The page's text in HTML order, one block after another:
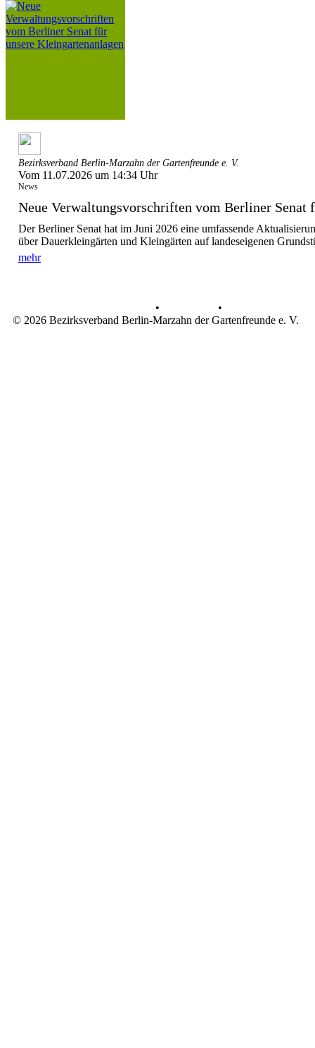
Bezirksverband Berlin-Marzahn der Gartenfreunde e. V.
Vom 11.07.2026 um 14:34 Uhr
News
Neue Verwaltungsvorschriften vom Berliner Senat
Der Berliner Senat hat im Juni 2026 eine umfassende
über Dauerkleingärten und Kleingärten auf landeseigenen
mehr
•
•
© 2026 Bezirksverband Berlin-Marzahn der Gartenfreunde e. V.